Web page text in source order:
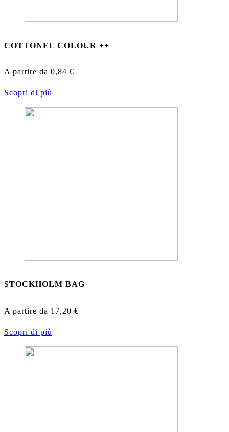
COTTONEL COLOUR ++
A partire da 0,84 €
Scopri di più
STOCKHOLM BAG
A partire da 17,20 €
Scopri di più